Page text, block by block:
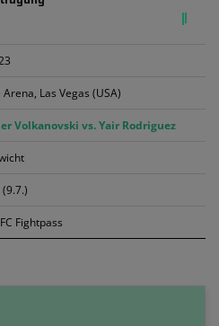
Las Vegas (USA)
Volkanovski vs. Yair Rodriguez
Fightpass